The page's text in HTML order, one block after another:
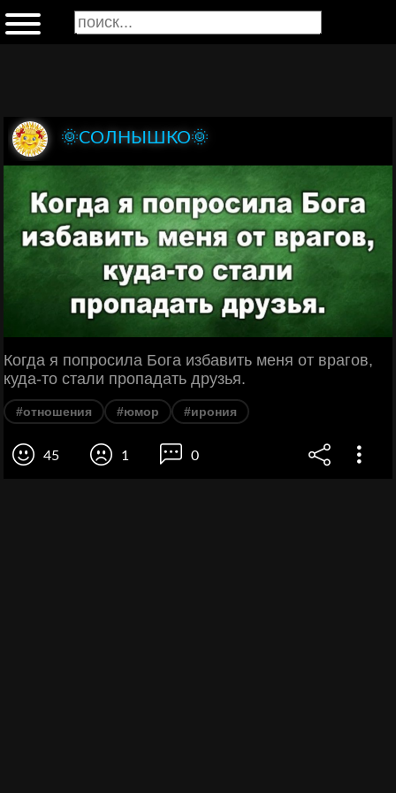
🌞СОЛНЫШКО🌞
Когда я попросила Бога избавить меня от врагов,
куда-то стали пропадать друзья.
#отношения #юмор #ирония
45 1 0